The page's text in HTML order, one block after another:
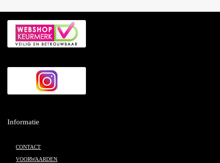
Informatie
CONTACT
VOORWAARDEN